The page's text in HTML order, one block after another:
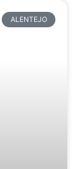
ALENTEJO